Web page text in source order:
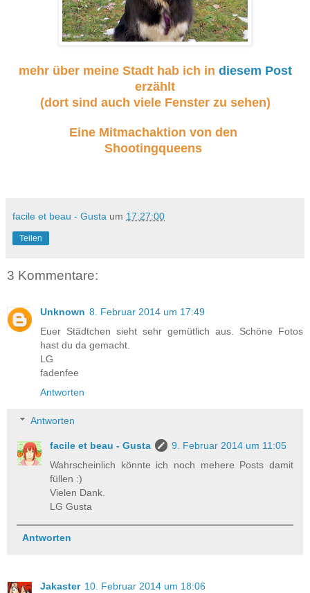
mehr über meine Stadt hab ich in diesem Post
erzählt
(dort sind auch viele Fenster zu sehen)
Eine Mitmachaktion von den
Shootingqueens
facile et beau - Gusta um 17:27:00
Teilen
3 Kommentare:
Unknown 8. Februar 2014 um 17:49
Euer Städtchen sieht sehr gemütlich aus. Schöne Fotos
hast du da gemacht.
LG
fadenfee
Antworten
Antworten
facile et beau - Gusta
9. Februar 2014 um 11:05
Wahrscheinlich könnte ich noch mehere Posts damit
füllen :)
Vielen Dank.
LG Gusta
Antworten
Jakaster 10. Februar 2014 um 18:06